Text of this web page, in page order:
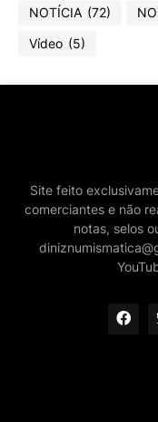
NOTÍCIA (72)
Vídeo (5)
Site feito
comerciantes e não
notas, selos